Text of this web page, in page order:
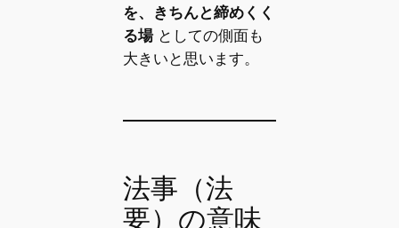
を、きちんと締めくく
る場としての側面も
大きいと思います。
法事（法
要）の意味